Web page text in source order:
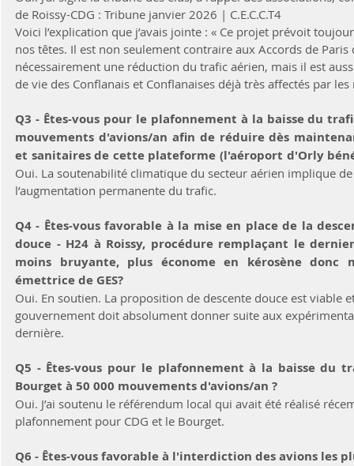
de Roissy-CDG : Tribune janvier 2026 | C.E.C.C.T4
Voici l’explication que j’avais jointe : « Ce projet prévoit
nos têtes. Il est non seulement contraire aux Accords de
nécessairement une réduction du trafic aérien, mais il est
de vie des Conflanais et Conflanaises déjà très affectés par les
Q3 - Êtes-vous pour le plafonnement à la baisse du
mouvements d'avions/an afin de réduire dès
Oui. La soutenabilité climatique du secteur aérien implique
l’augmentation permanente du trafic.
Q4 - Êtes-vous favorable à la mise en place de la
douce - H24 à Roissy, procédure remplaçant le
moins bruyante, plus économe en kérosène donc
Oui. En soutien. La proposition de descente douce est viable
gouvernement doit absolument donner suite aux
dernière.
Q5 - Êtes-vous pour le plafonnement à la baisse du
Oui. J’ai soutenu le référendum local qui avait été réalisé
plafonnement pour CDG et le Bourget.